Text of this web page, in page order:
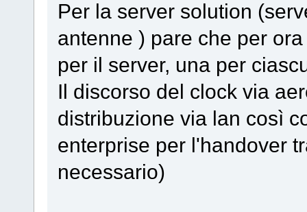
Per la server solution
antenne ) pare che per
per il server, una per
Il discorso del clock via
distribuzione via lan così
enterprise per l'handover
necessario)